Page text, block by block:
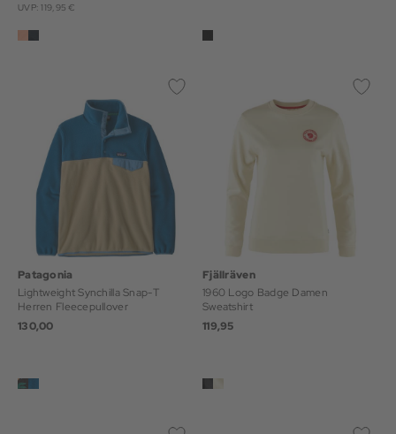
UVP: 119,95 €
Patagonia
Lightweight Synchilla Snap-T
Herren Fleecepullover
130,00
Fjällräven
1960 Logo Badge Damen
Sweatshirt
119,95